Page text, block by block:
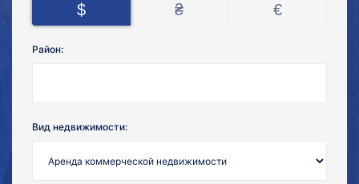
$ ₴ €
Район:
Вид недвижимости: